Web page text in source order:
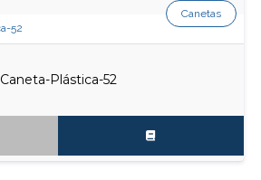
Caneta-Plástica-52
Canetas